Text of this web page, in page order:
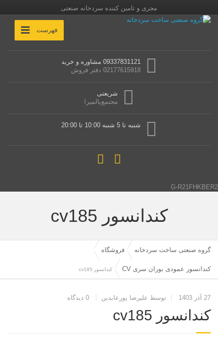
مجری و تامین کننده سردخانه صنعتی
فهرست
09337831121 مشاوره و خرید
02177615918 دفتر فروش
شریعتی
مجتمع‌پالمیرا
شنبه تا 5 شنبه 10:00 تا 20:00
G-R21FHKBER2
کندانسور cv185
گروه صنعتی ساخت سردخانه فروشگاه
کندانسور عمودی بوران سری CV کندانسور cv185
27 آذر 1403 توسط علیرضا پورعابدین 0 دیدگاه
کندانسور cv185